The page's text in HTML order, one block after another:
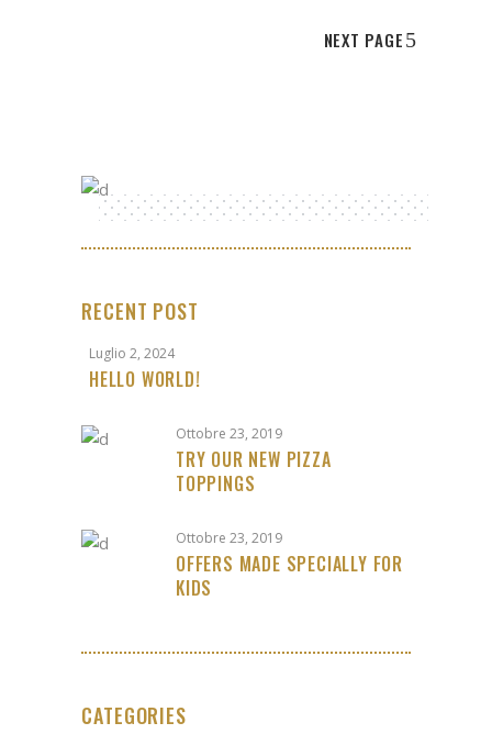
NEXT PAGE
RECENT POST
Luglio 2, 2024
HELLO WORLD!
Ottobre 23, 2019
TRY OUR NEW PIZZA
TOPPINGS
Ottobre 23, 2019
OFFERS MADE SPECIALLY FOR
KIDS
CATEGORIES